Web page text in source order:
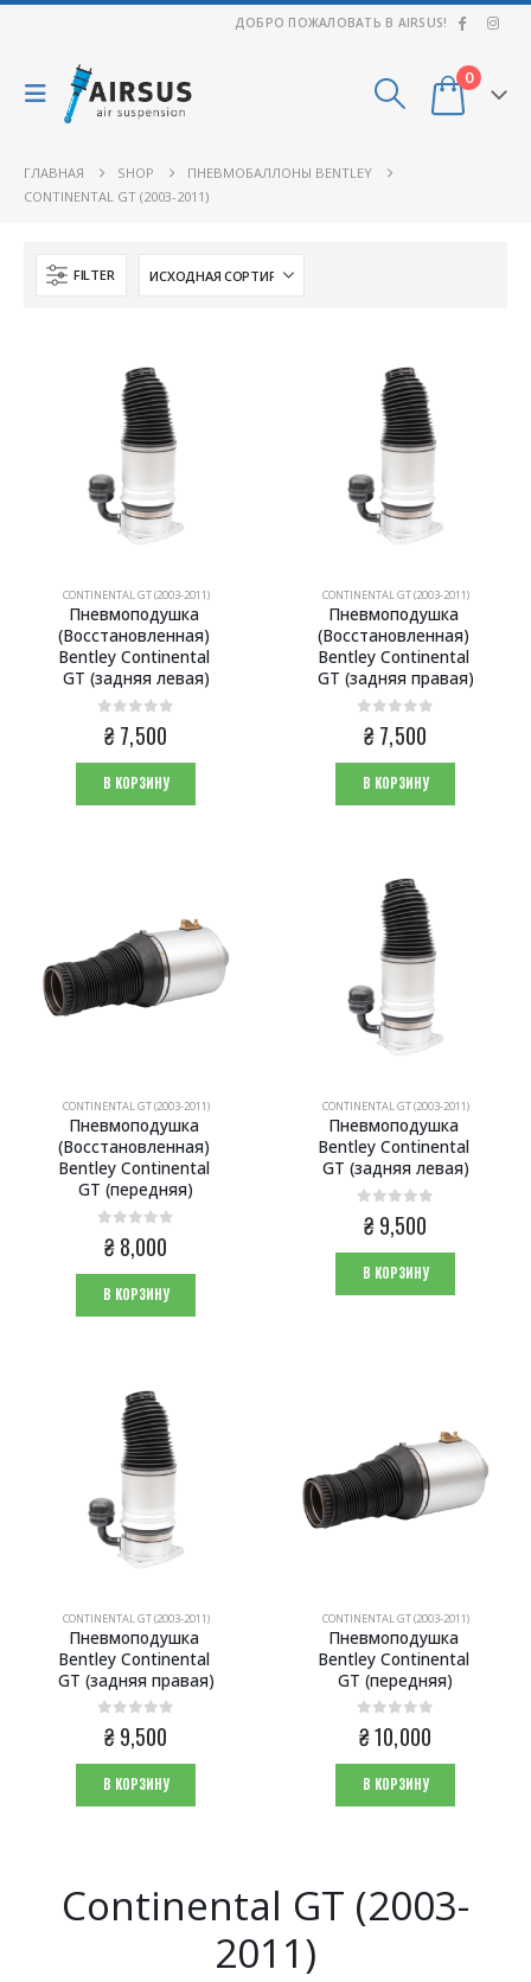
ДОБРО ПОЖАЛОВАТЬ В AIRSUS!
0
ГЛАВНАЯ SHOP
ПНЕВМОБАЛЛОНЫ BENTLEY
CONTINENTAL GT (2003-2011)
FILTER
CONTINENTAL GT (2003-2011)
Пневмоподушка
(Восстановленная)
Bentley Continental
GT (задняя левая)
₴7,500
В КОРЗИНУ
CONTINENTAL GT (2003-2011)
Пневмоподушка
(Восстановленная)
Bentley Continental
GT (задняя правая)
₴7,500
В КОРЗИНУ
CONTINENTAL GT (2003-2011)
Пневмоподушка
(Восстановленная)
Bentley Continental
GT (передняя)
0из 5
₴8,000
В КОРЗИНУ
CONTINENTAL GT (2003-2011)
Пневмоподушка
Bentley Continental
GT (задняя левая)
0из 5
₴9,500
В КОРЗИНУ
CONTINENTAL GT (2003-2011)
Пневмоподушка
Bentley Continental
GT (задняя правая)
0из 5
₴9,500
В КОРЗИНУ
CONTINENTAL GT (2003-2011)
Пневмоподушка
Bentley Continental
GT (передняя)
0 из 5
₴10,000
В КОРЗИНУ
Continental GT (2003-
2011)
0из 5
₴16,000
Пневмоподушка пневмобаллон Zeekr 001 (задняя)
0 из 5
₴ 16,000